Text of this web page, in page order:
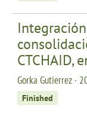
CTCHAID,
Gorka Gutierrez ·
Finished